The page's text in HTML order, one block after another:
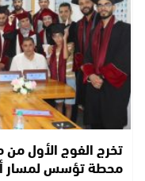
تخرج الفوج الأول من
محطة تؤسس لمسار